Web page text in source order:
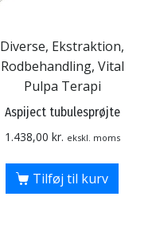
Diverse, Ekstraktion,
Rodbehandling, Vital
Pulpa Terapi
Aspiject tubulesprøjte
1.438,00 kr. ekskl. moms
Tilføj til kurv